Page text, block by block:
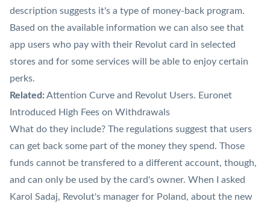
description suggests it's a type of money-back program.
Based on the available information we can also see that
app users who pay with their Revolut card in selected
stores and for some services will be able to enjoy certain
perks.
Related: Attention Curve and Revolut Users. Euronet
Introduced High Fees on Withdrawals
What do they include? The regulations suggest that users
can get back some part of the money they spend. Those
funds cannot be transfered to a different account, though,
and can only be used by the card's owner. When I asked
Karol Sadaj, Revolut's manager for Poland, about the new